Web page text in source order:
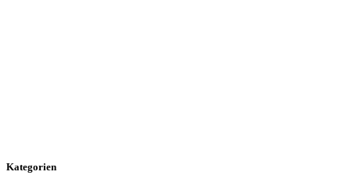
Kategorien